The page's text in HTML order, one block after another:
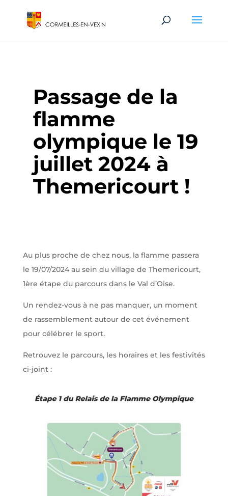
Passage de la
flamme
olympique le 19
juillet 2024 à
Themericourt !
Au plus proche de chez nous, la flamme passera
le 19/07/2024 au sein du village de Themericourt,
1ère étape du parcours dans le Val d’Oise.
Un rendez-vous à ne pas manquer, un moment
de rassemblement autour de cet événement
pour célébrer le sport.
Retrouvez le parcours, les horaires et les festivités
ci-joint :